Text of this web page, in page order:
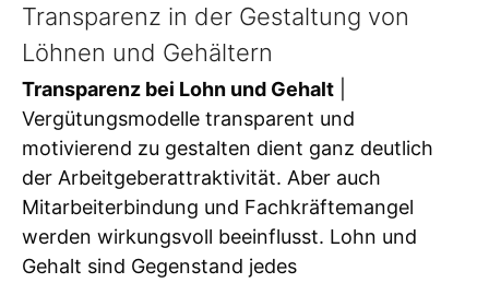
Transparenz in der Gestaltung von
Löhnen und Gehältern
Transparenz bei Lohn und Gehalt
Vergütungsmodelle transparent und
motivierend zu gestalten dient ganz deutlich
der Arbeitgeberattraktivität. Aber auch
Mitarbeiterbindung und Fachkräftemangel
werden wirkungsvoll beeinflusst. Lohn und
Gehalt sind Gegenstand jedes